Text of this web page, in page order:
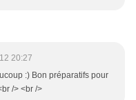
20:27
:) Bon préparatifs pour
/> <br />